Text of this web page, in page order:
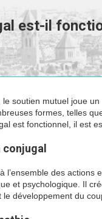
est-il
soutien mutuel joue
formes, telles
est fonctionnel, il est
l’ensemble des
et psychologique. Il
le développement du